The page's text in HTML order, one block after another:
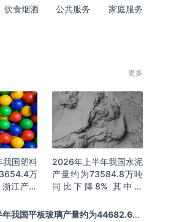
饮食烟酒 公共服务 家庭服务
更多
国塑料
万
江产量
2026年上半年我国水泥
产量约为73584.8万吨
同比下降8% 其中广
名前三
我国平板玻璃产量约为44682.6万